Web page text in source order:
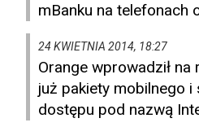
mBanku na telefonach
24 KWIETNIA 2014, 18:27
Orange wprowadził na
już pakiety mobilnego i
dostępu pod nazwą